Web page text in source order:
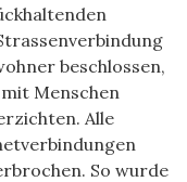
beschlossen,
Menschen
Alle
So wurde